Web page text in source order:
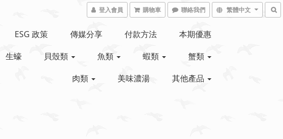
登入會員 購物車 聯絡我們 繁體中文
ESG 政策 傳媒分享 付款方法
本期優惠
生蠔 貝殼類 魚類 蝦類
蟹類
肉類
美味濃湯 其他產品